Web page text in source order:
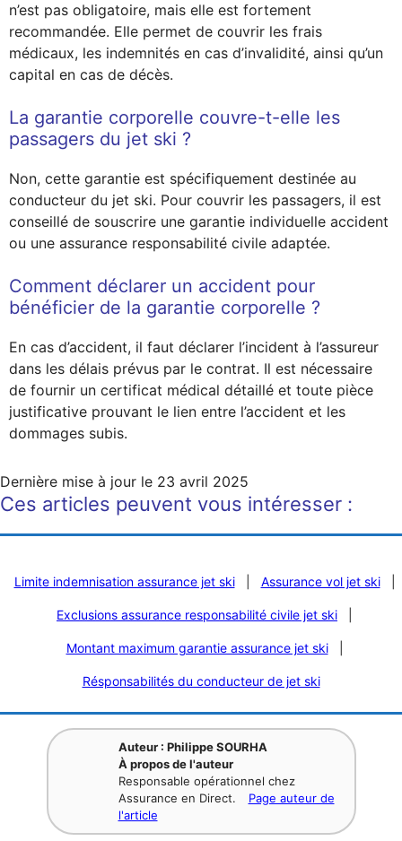
n’est pas obligatoire, mais elle est fortement
recommandée. Elle permet de couvrir les frais
médicaux, les indemnités en cas d’invalidité, ainsi qu’un
capital en cas de décès.
La garantie corporelle couvre-t-elle les
passagers du jet ski ?
Non, cette garantie est spécifiquement destinée au
conducteur du jet ski. Pour couvrir les passagers, il est
conseillé de souscrire une garantie individuelle accident
ou une assurance responsabilité civile adaptée.
Comment déclarer un accident pour
bénéficier de la garantie corporelle ?
En cas d’accident, il faut déclarer l’incident à l’assureur
dans les délais prévus par le contrat. Il est nécessaire
de fournir un certificat médical détaillé et toute pièce
justificative prouvant le lien entre l’accident et les
dommages subis.
Dernière mise à jour le 23 avril 2025
Ces articles peuvent vous intéresser :
Limite indemnisation assurance jet ski Assurance vol jet ski
Exclusions assurance responsabilité civile jet ski
Montant maximum garantie assurance jet ski
Résponsabilités du conducteur de jet ski
Auteur : Philippe SOURHA
À propos de l'auteur
Responsable opérationnel chez
Assurance en Direct.
Page auteur de
l'article